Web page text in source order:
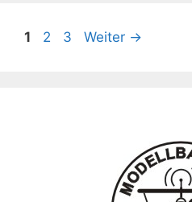
Seite
1 Seite
2 Seite
3 Weiter →